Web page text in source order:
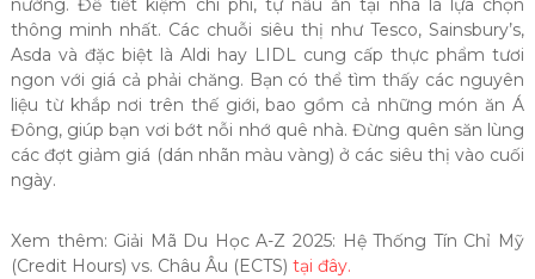
nướng. Để tiết kiệm chi phí, tự nấu ăn tại nhà là lựa chọn
thông minh nhất. Các chuỗi siêu thị như Tesco, Sainsbury’s,
Asda và đặc biệt là Aldi hay LIDL cung cấp thực phẩm tươi
ngon với giá cả phải chăng. Bạn có thể tìm thấy các nguyên
liệu từ khắp nơi trên thế giới, bao gồm cả những món ăn Á
Đông, giúp bạn vơi bớt nỗi nhớ quê nhà. Đừng quên săn lùng
các đợt giảm giá (dán nhãn màu vàng) ở các siêu thị vào cuối
ngày.
Xem thêm: Giải Mã Du Học A-Z 2025: Hệ Thống Tín Chỉ Mỹ
(Credit Hours) vs. Châu Âu (ECTS) tại đây.